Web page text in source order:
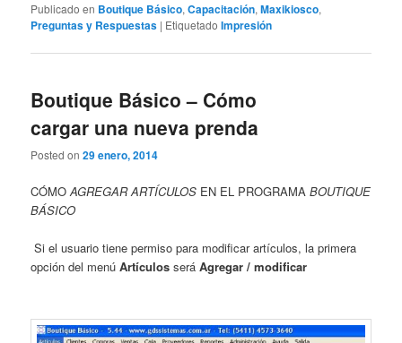
Publicado en Boutique Básico,Capacitación,Maxikiosco,
Preguntas y Respuestas | Etiquetado Impresión
Boutique Básico – Cómo
cargar una nueva prenda
Posted on29 enero, 2014
CÓMOAGREGAR ARTÍCULOS EN EL PROGRAMABOUTIQUE
BÁSICO
Si el usuario tiene permiso para modificar artículos, la primera
opción del menúArtículosserá Agregar / modificar